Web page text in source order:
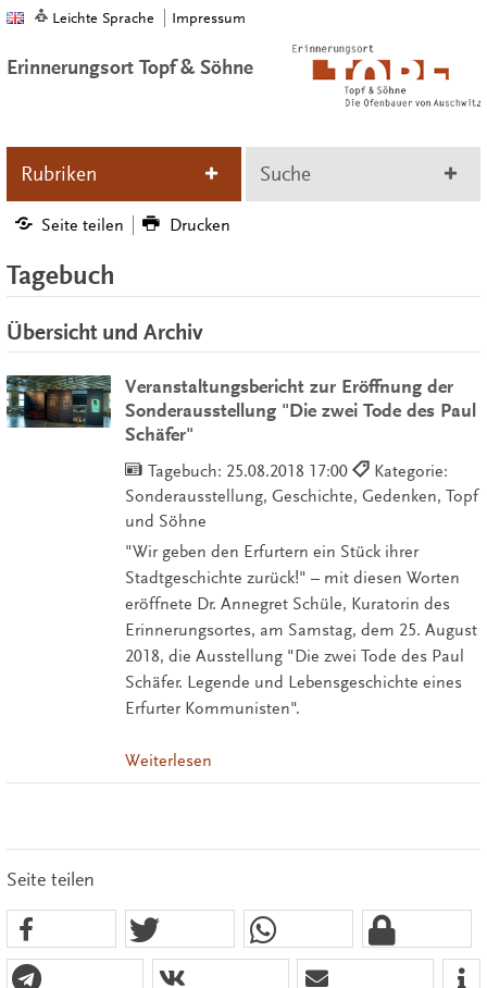
Leichte Sprache Impressum
Erinnerungsort Topf & Söhne
Rubriken Suche
Seite teilen Drucken
Tagebuch
Übersicht und Archiv
Veranstaltungsbericht zur Eröffnung der
Sonderausstellung "Die zwei Tode des Paul
Schäfer"
Tagebuch: 25.08.2018 17:00
Kategorie:
Sonderausstellung, Geschichte, Gedenken, Topf
und Söhne
"Wir geben den Erfurtern ein Stück ihrer
Stadtgeschichte zurück!" – mit diesen Worten
eröffnete Dr. Annegret Schüle, Kuratorin des
Erinnerungsortes, am Samstag, dem 25. August
2018, die Ausstellung "Die zwei Tode des Paul
Schäfer. Legende und Lebensgeschichte eines
Erfurter Kommunisten".
Weiterlesen
Seite teilen